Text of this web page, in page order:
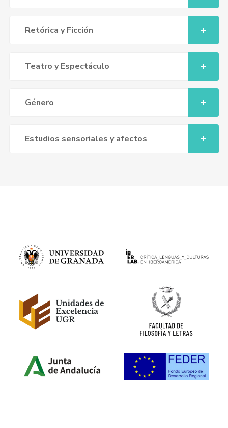
Retórica y Ficción
Teatro y Espectáculo
Género
Estudios sensoriales y afectos